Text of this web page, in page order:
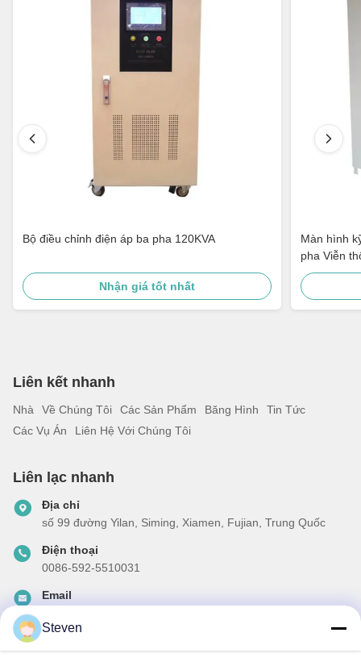
Bộ điều chỉnh điện áp ba pha 120KVA
Nhận giá tốt nhất
Màn hình
pha Viễn
Liên kết nhanh
Nhà Về Chúng Tôi Các Sản Phẩm Băng Hình
Tin Tức
Các Vụ Án
Liên Hệ Với Chúng Tôi
Liên lạc nhanh
Địa chỉ
số 99 đường Yilan, Siming, Xiamen, Fujian, Trung Quốc
Điện thoại
0086-592-5510031
Email
Steven